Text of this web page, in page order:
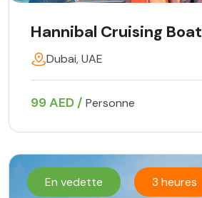
Hannibal Cruising Boat
Dubai, UAE
99 AED / Personne
En vedette 3 heures